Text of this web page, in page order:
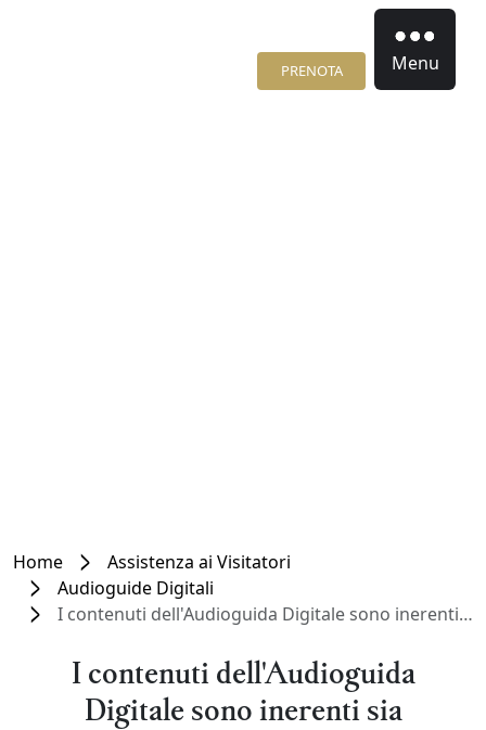
PRENOTA Menu
Home
Assistenza ai Visitatori
Audioguide Digitali
I contenuti dell'Audioguida Digitale sono inerenti sia l'esterno, sia l'interno della Basilica di San Pietro?
I contenuti dell'Audioguida
Digitale sono inerenti sia